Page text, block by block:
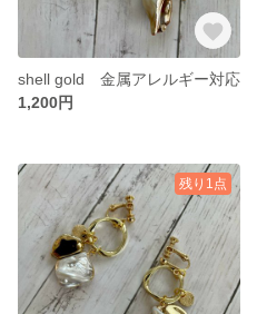
shell gold 金属アレルギー対応
1,200円
残り1点